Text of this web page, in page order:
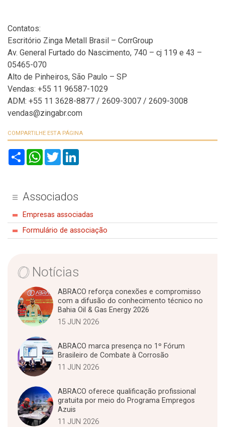
Contatos:
Escritório Zinga Metall Brasil – CorrGroup
Av. General Furtado do Nascimento, 740 – cj 119 e 43 –
05465-070
Alto de Pinheiros, São Paulo – SP
Vendas: +55 11 96587-1029
ADM: +55 11 3628-8877 / 2609-3007 / 2609-3008
vendas@zingabr.com
COMPARTILHE ESTA PÁGINA
S
W
A
p
T
w
e
r
Associados
Empresas associadas
Formulário de associação
Notícias
ABRACO reforça conexões e compromisso
com a difusão do conhecimento técnico no
Bahia Oil & Gas Energy 2026
15 JUN 2026
ABRACO marca presença no 1º Fórum
Brasileiro de Combate à Corrosão
11 JUN 2026
ABRACO oferece qualificação profissional
gratuita por meio do Programa Empregos
Azuis
11 JUN 2026